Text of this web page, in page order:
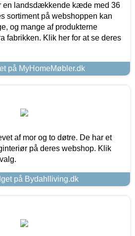
en landsdækkende kæde med 36
sortiment på webshoppen kan
og mange af produkterne
fabrikken. Klik her for at se deres
på MyHomeMøbler.dk
af mor og to døtre. De har et
på deres webshop. Klik
på Bydahlliving.dk